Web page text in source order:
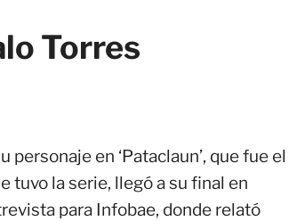
Torres
en ‘Pataclaun’, que fue el
tuvo la serie, llegó a su final en
para Infobae, donde relató